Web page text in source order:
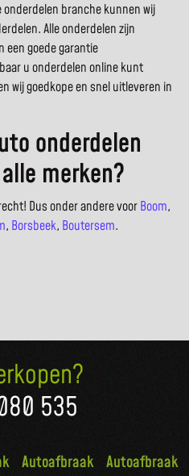
branche kunnen wij
Alle onderdelen zijn
een goede garantie
u onderdelen online kunt
wij goedkope en snel uitleveren in
onderdelen
merken?
Dus onder andere voorBoom,
, Borsbeek, Boutersem.
535
Autoafbraak Autoafbraak